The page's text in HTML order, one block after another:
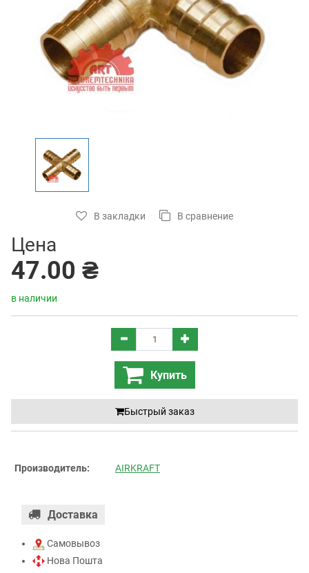
В закладки В сравнение
Цена
47.00 ₴
в наличии
Купить
Быстрый заказ
Производитель: AIRKRAFT
Доставка
Самовывоз
Нова Пошта